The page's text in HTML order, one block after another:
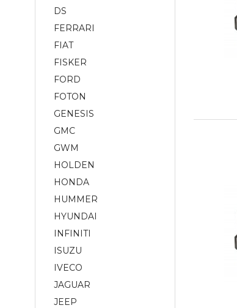
DS
FERRARI
FIAT
FISKER
FORD
FOTON
GENESIS
GMC
GWM
HOLDEN
HONDA
HUMMER
HYUNDAI
INFINITI
ISUZU
IVECO
JAGUAR
JEEP